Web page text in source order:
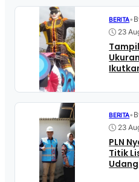
BERITA•
23
BERITA•
23
PLN
Titik
Udang